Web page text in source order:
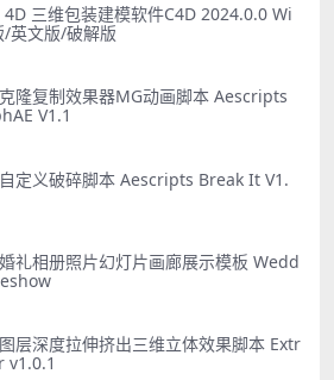
三维包装建模软件C4D 2024.0.0 Wi
/英文版/破解版
隆复制效果器MG动画脚本 Aescripts
V1.1
定义破碎脚本 Aescripts Break It V1.
礼相册照片幻灯片画廊展示模板 Wedd
层深度拉伸挤出三维立体效果脚本 Extr
v1.0.1